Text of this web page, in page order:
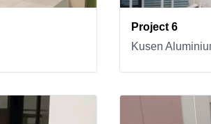
Project 6
Kusen